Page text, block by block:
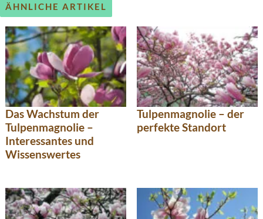
ÄHNLICHE ARTIKEL
Das Wachstum der
Tulpenmagnolie –
Interessantes und
Wissenswertes
Tulpenmagnolie – der
perfekte Standort